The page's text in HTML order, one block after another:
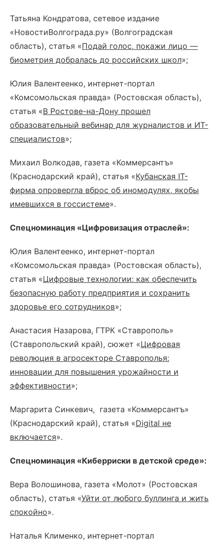
Татьяна Кондратова, сетевое издание
«НовостиВолгограда.ру» (Волгоградская
область), статья «Подай голос, покажи лицо —
биометрия добралась до российских школ»;
Юлия Валентеенко, интернет-портал
«Комсомольская правда» (Ростовская область),
статья «В Ростове-на-Дону прошел
образовательный вебинар для журналистов и ИТ-
специалистов»;
Михаил Волкодав, газета «Коммерсантъ»
(Краснодарский край), статья «Кубанская IT-
фирма опровергла вброс об иномодулях, якобы
имевшихся в госсистеме».
Спецноминация «Цифровизация отраслей»:
Юлия Валентеенко, интернет-портал
«Комсомольская правда» (Ростовская область),
статья «Цифровые технологии: как обеспечить
безопасную работу предприятия и сохранить
здоровье его сотрудников»;
Анастасия Назарова, ГТРК «Ставрополь»
(Ставропольский край), сюжет «Цифровая
революция в агросекторе Ставрополья:
инновации для повышения урожайности и
эффективности»;
Маргарита Синкевич, газета «Коммерсантъ»
(Краснодарский край), статья «Digital не
включается».
Спецноминация «Киберриски в детской среде»:
Вера Волошинова, газета «Молот» (Ростовская
область), статья «Уйти от любого буллинга и жить
спокойно».
Наталья Клименко, интернет-портал